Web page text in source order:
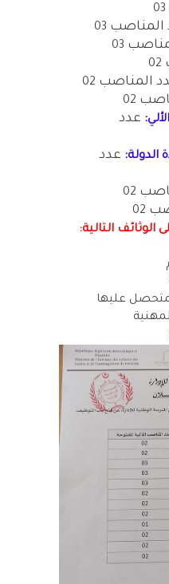
المناصب
المناصب
: عدد
: عدد
التالية:
عليها